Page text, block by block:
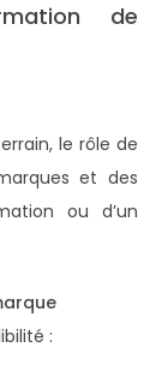
de
le rôle de
et des
ou d’un
: